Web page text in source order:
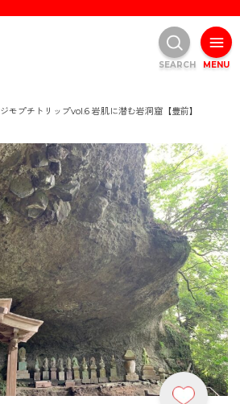
ジモプチトリップvol.6 岩肌に潜む岩洞窟【豊前】
MENU
SEARCH